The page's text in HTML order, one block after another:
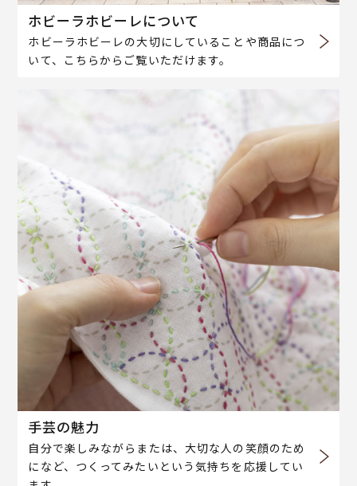
ホビーラホビーレについて
ホビーラホビーレの大切にしていることや商品につ
いて、こちらからご覧いただけます。
手芸の魅力
自分で楽しみながらまたは、大切な人の笑顔のため
になど、つくってみたいという気持ちを応援してい